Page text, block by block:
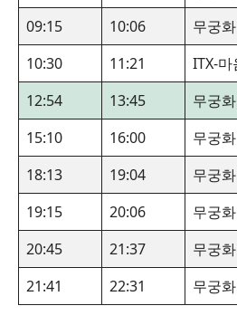
09:15
10:06 무궁
10:30
11:21 ITX-마
12:54
13:45 무궁
15:10
16:00 무궁
18:13
19:04 무궁
19:15
20:06 무궁
20:45
21:37 무궁
21:41
22:31 무궁